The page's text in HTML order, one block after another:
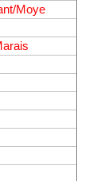
Moye